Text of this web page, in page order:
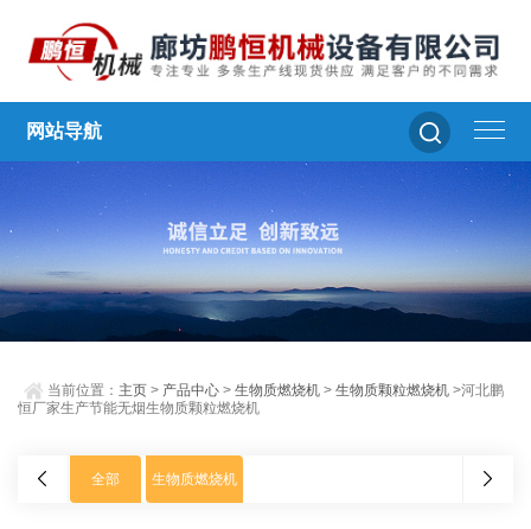
网站导航
当前位置： 主页 > 产品中心 >生物质燃烧机 >生物质颗粒燃烧机 >河北鹏
恒厂家生产节能无烟生物质颗粒燃烧机
全部 生物质燃烧机